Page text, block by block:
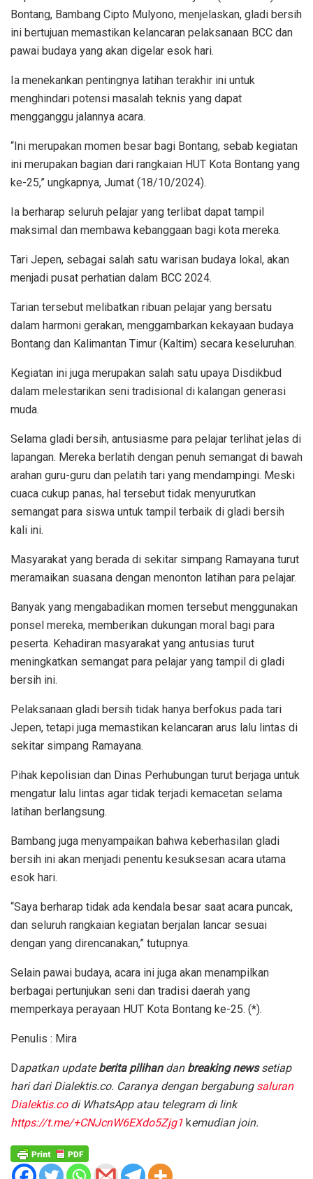
Bontang, Bambang Cipto Mulyono, menjelaskan, gladi bersih
ini bertujuan memastikan kelancaran pelaksanaan BCC dan
pawai budaya yang akan digelar esok hari.
Ia menekankan pentingnya latihan terakhir ini untuk
menghindari potensi masalah teknis yang dapat
mengganggu jalannya acara.
“Ini merupakan momen besar bagi Bontang, sebab kegiatan
ini merupakan bagian dari rangkaian HUT Kota Bontang yang
ke-25,” ungkapnya, Jumat (18/10/2024).
Ia berharap seluruh pelajar yang terlibat dapat tampil
maksimal dan membawa kebanggaan bagi kota mereka.
Tari Jepen, sebagai salah satu warisan budaya lokal, akan
menjadi pusat perhatian dalam BCC 2024.
Tarian tersebut melibatkan ribuan pelajar yang bersatu
dalam harmoni gerakan, menggambarkan kekayaan budaya
Bontang dan Kalimantan Timur (Kaltim) secara keseluruhan.
Kegiatan ini juga merupakan salah satu upaya Disdikbud
dalam melestarikan seni tradisional di kalangan generasi
muda.
Selama gladi bersih, antusiasme para pelajar terlihat jelas di
lapangan. Mereka berlatih dengan penuh semangat di bawah
arahan guru-guru dan pelatih tari yang mendampingi. Meski
cuaca cukup panas, hal tersebut tidak menyurutkan
semangat para siswa untuk tampil terbaik di gladi bersih
kali ini.
Masyarakat yang berada di sekitar simpang Ramayana turut
meramaikan suasana dengan menonton latihan para pelajar.
Banyak yang mengabadikan momen tersebut menggunakan
ponsel mereka, memberikan dukungan moral bagi para
peserta. Kehadiran masyarakat yang antusias turut
meningkatkan semangat para pelajar yang tampil di gladi
bersih ini.
Pelaksanaan gladi bersih tidak hanya berfokus pada tari
Jepen, tetapi juga memastikan kelancaran arus lalu lintas di
sekitar simpang Ramayana.
Pihak kepolisian dan Dinas Perhubungan turut berjaga untuk
mengatur lalu lintas agar tidak terjadi kemacetan selama
latihan berlangsung.
Bambang juga menyampaikan bahwa keberhasilan gladi
bersih ini akan menjadi penentu kesuksesan acara utama
esok hari.
“Saya berharap tidak ada kendala besar saat acara puncak,
dan seluruh rangkaian kegiatan berjalan lancar sesuai
dengan yang direncanakan,” tutupnya.
Selain pawai budaya, acara ini juga akan menampilkan
berbagai pertunjukan seni dan tradisi daerah yang
memperkaya perayaan HUT Kota Bontang ke-25. (*).
Penulis : Mira
Dapatkan updateberita pilihan dan breaking newssetiap
hari dari Dialektis.co. Caranya dengan bergabung saluran
Dialektis.co di WhatsApp atau telegram di link
https://t.me/+CNJcnW6EXdo5Zjg1 kemudian join.